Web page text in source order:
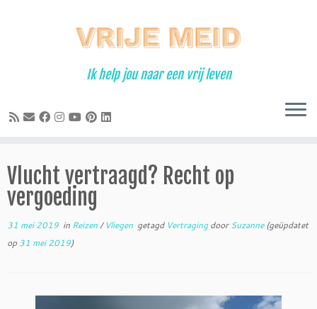
Ik help jou naar een vrij leven
Vlucht vertraagd? Recht op
vergoeding
31 mei 2019 in Reizen/ Vliegen getagd VertragingdoorSuzanne(geüpdatet
op 31 mei 2019)